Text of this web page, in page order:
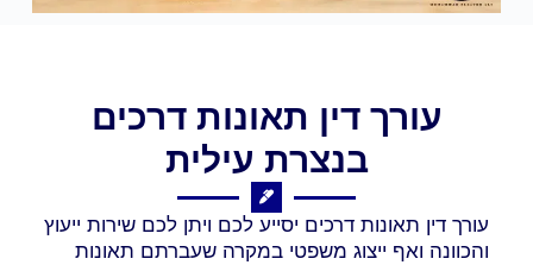
עורך דין תאונות דרכים
בנצרת עילית
עורך דין תאונות דרכים יסייע לכם ויתן לכם שירות ייעוץ
והכוונה ואף ייצוג משפטי במקרה שעברתם תאונות